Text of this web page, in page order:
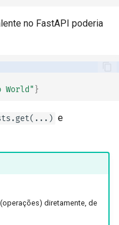
no FastAPI poderia
World" }
e
diretamente, de